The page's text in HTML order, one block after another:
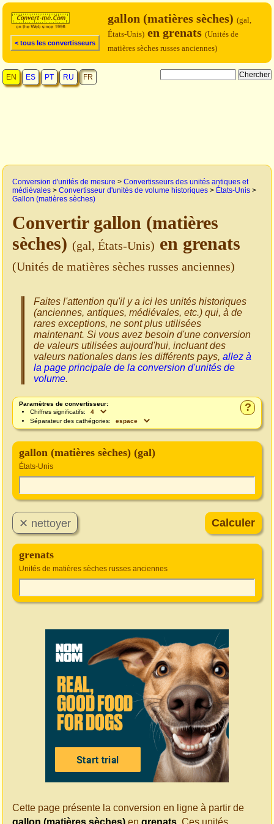
< tous les convertisseurs
gallon (matières sèches) (gal,
États-Unis) en grenats (Unités de
matières sèches russes anciennes)
EN ES PT RU FR
Conversion d'unités de mesure > Convertisseurs des unités antiques et
médiévales > Convertisseur d'unités de volume historiques > États-Unis >
Gallon (matières sèches)
Convertir gallon (matières
sèches) (gal, États-Unis) en grenats
(Unités de matières sèches russes anciennes)
Faites l'attention qu'il y a ici les unités historiques
(anciennes, antiques, médiévales, etc.) qui, à de
rares exceptions, ne sont plus utilisées
maintenant. Si vous avez besoin d'une conversion
de valeurs utilisées aujourd'hui, incluant des
valeurs nationales dans les différents pays, allez à
la page principale de la conversion d'unités de
volume.
?
Paramètres de convertisseur:
Chiffres significatifs:
Séparateur des cathégories:
gallon (matières sèches) (gal)
États-Unis
grenats
Unités de matières sèches russes anciennes
Cette page présente la conversion en ligne à partir de
gallon (matières sèches) en grenats. Ces unités